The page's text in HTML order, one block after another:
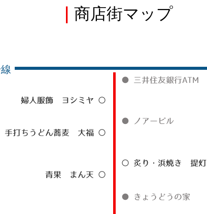
｜ 商店街マップ
青果 まん天 ○
手打ちうどん蕎麦 大福 ○
婦人服飾 ヨシミヤ ○
● 三井住友銀行ATM
○ 炙り・浜焼き 提灯
● ノアービル
● きょうどうの家